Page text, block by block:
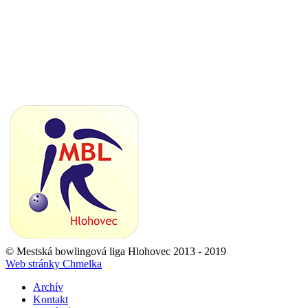
© Mestská bowlingová liga Hlohovec 2013 - 2019
Web stránky Chmelka
Archív
Kontakt